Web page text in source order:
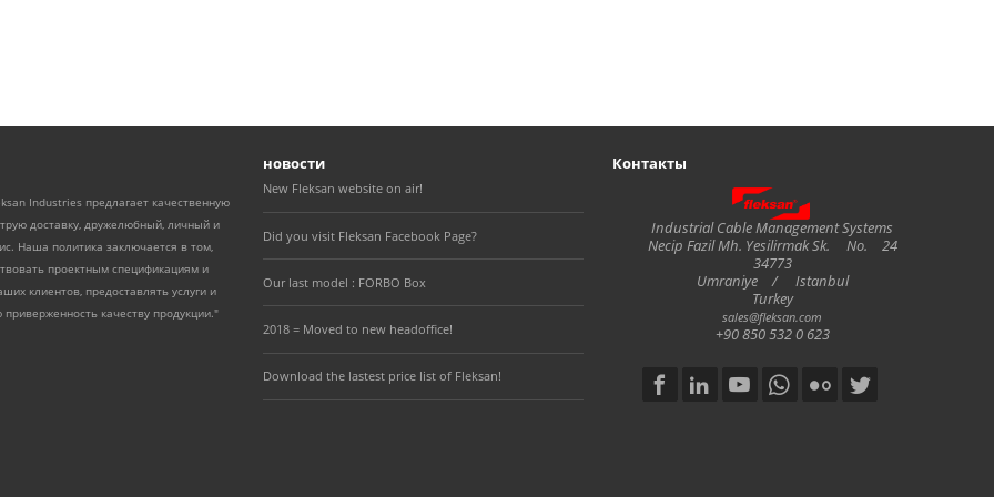
Industries предлагает качественную
доставку, дружелюбный, личный и
Наша политика заключается в том,
проектным спецификациям и
клиентов, предоставлять услуги и
качеству продукции."
новости
New Fleksan website on air!
Did you visit Fleksan Facebook Page?
Our last model : FORBO Box
2018 = Moved to new headoffice!
Download the lastest price list of Fleksan!
Контакты
Industrial Cable Management Systems
Necip Fazil Mh. Yesilirmak Sk.
No.
24
34773
Umraniye
/
Istanbul
Turkey
sales@fleksan.com
+90 850 532 0 623
Social